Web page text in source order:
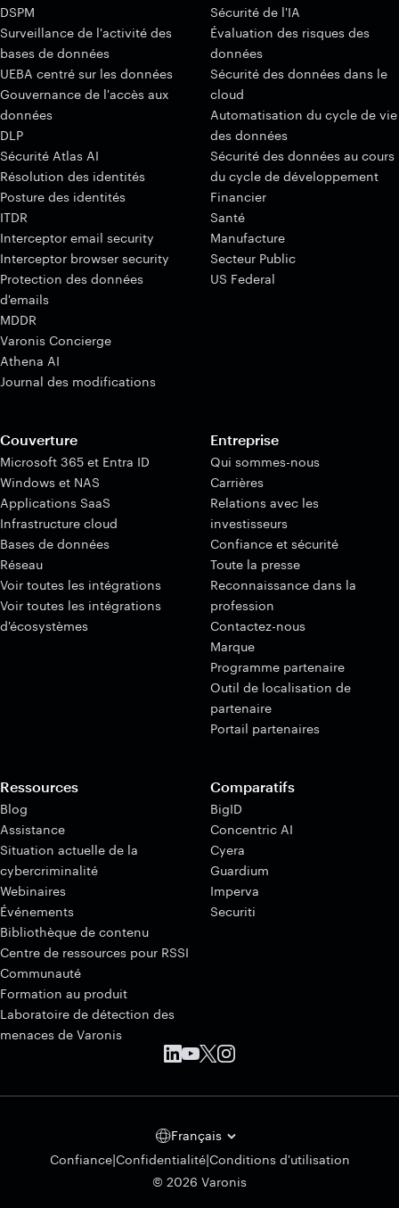
DSPM
Surveillance de l'activité des
bases de données
UEBA centré sur les données
Gouvernance de l'accès aux
données
DLP
Sécurité Atlas AI
Résolution des identités
Posture des identités
ITDR
Interceptor email security
Interceptor browser security
Protection des données
d'emails
MDDR
Varonis Concierge
Athena AI
Journal des modifications
Sécurité de l'IA
Évaluation des risques des
données
Sécurité des données dans le
cloud
Automatisation du cycle de vie
des données
Sécurité des données au cours
du cycle de développement
Financier
Santé
Manufacture
Secteur Public
US Federal
Couverture
Microsoft 365 et Entra ID
Windows et NAS
Applications SaaS
Infrastructure cloud
Bases de données
Réseau
Voir toutes les intégrations
Voir toutes les intégrations
d'écosystèmes
Entreprise
Qui sommes-nous
Carrières
Relations avec les
investisseurs
Confiance et sécurité
Toute la presse
Reconnaissance dans la
profession
Contactez-nous
Marque
Programme partenaire
Outil de localisation de
partenaire
Portail partenaires
Ressources
Blog
Assistance
Situation actuelle de la
cybercriminalité
Webinaires
Événements
Bibliothèque de contenu
Centre de ressources pour RSSI
Communauté
Formation au produit
Laboratoire de détection des
menaces de Varonis
Comparatifs
BigID
Concentric AI
Cyera
Guardium
Imperva
Securiti
Français
Confiance|Confidentialité|Conditions d'utilisation
© 2026 Varonis